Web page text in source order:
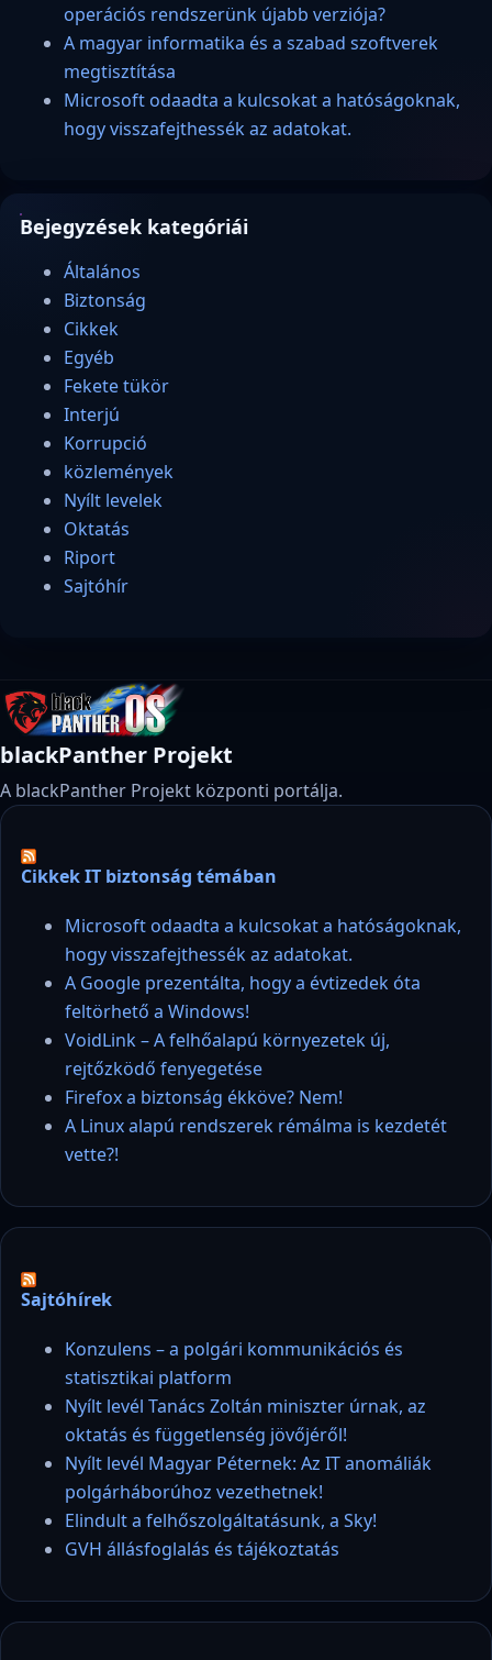
operációs rendszerünk újabb verziója?
A magyar informatika és a szabad szoftverek
megtisztítása
Microsoft odaadta a kulcsokat a hatóságoknak,
hogy visszafejthessék az adatokat.
Bejegyzések kategóriái
Általános
Biztonság
Cikkek
Egyéb
Fekete tükör
Interjú
Korrupció
közlemények
Nyílt levelek
Oktatás
Riport
Sajtóhír
blackPanther Projekt
A blackPanther Projekt központi portálja.
Cikkek IT biztonság témában
Microsoft odaadta a kulcsokat a hatóságoknak,
hogy visszafejthessék az adatokat.
A Google prezentálta, hogy a évtizedek óta
feltörhető a Windows!
VoidLink – A felhőalapú környezetek új,
rejtőzködő fenyegetése
Firefox a biztonság ékköve? Nem!
A Linux alapú rendszerek rémálma is kezdetét
vette?!
Sajtóhírek
Konzulens – a polgári kommunikációs és
statisztikai platform
Nyílt levél Tanács Zoltán miniszter úrnak, az
oktatás és függetlenség jövőjéről!
Nyílt levél Magyar Péternek: Az IT anomáliák
polgárháborúhoz vezethetnek!
Elindult a felhőszolgáltatásunk, a Sky!
GVH állásfoglalás és tájékoztatás